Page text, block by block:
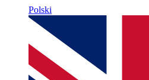
Polski